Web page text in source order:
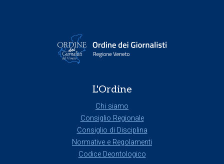
L'Ordine
Chi siamo
Consiglio Regionale
Consiglio di Disciplina
Normative e Regolamenti
Codice Deontologico